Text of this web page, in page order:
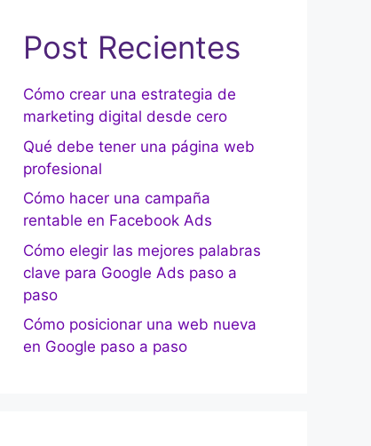
Post Recientes
Cómo crear una estrategia de
marketing digital desde cero
Qué debe tener una página web
profesional
Cómo hacer una campaña
rentable en Facebook Ads
Cómo elegir las mejores palabras
clave para Google Ads paso a
paso
Cómo posicionar una web nueva
en Google paso a paso